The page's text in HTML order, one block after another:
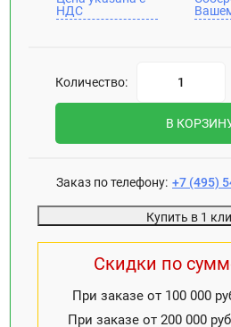
НДС
Количество:
В
Заказ по телефону: +7 (495)
Купить в 1
Скидки по
При заказе от 100 000
При заказе от 200 000